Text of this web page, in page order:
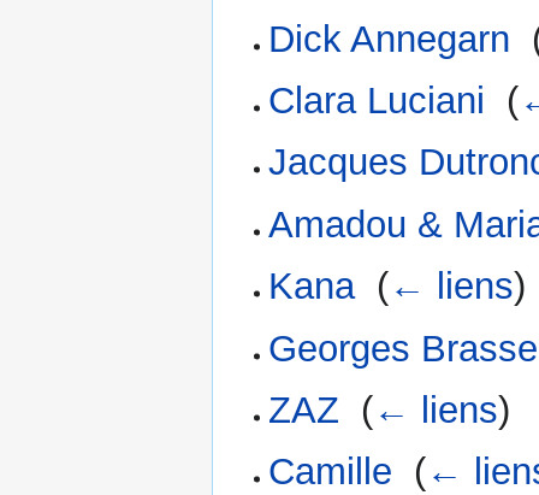
Dick Annegarn
Clara Luciani
(
Jacques
Amadou &
Kana‎ (← liens)
Georges
ZAZ (← liens)
Camille (←